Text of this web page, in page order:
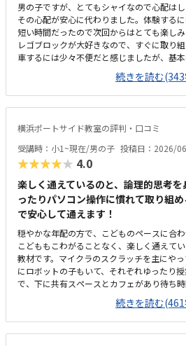
男の子ですが、とてもシャイなので心配は
その心配が安心に代わりました。体験する
短い時間だったので次回からはとても楽し
レゴブロックが大好きなので、すぐに取り
車するには少々不便だと感じましたが、基
問題ないと感じましたし、駅ちかでなくて
いた雰囲気でしたが、作業スペースが子供
思いました。せめて1か月3回 もしくは90
と、プログラミング教室は週1回の月4回で
ないかと思います。
続きを読む
横浜ポートサイド教室の評判・口コミ
受講時：小1~現在/男の子 投稿日：2026/
★★★★★ 4.0
楽しく通えているのと、論理的思考
ったりパソコン操作に慣れて取り組
で安心して通えます！
穏やかな年配の方で、こどものペースに合わ
こどももこわがることなく、楽しく通えて
教材です。マイクラのスクラッチを主にや
にロボットの子もいて、それぞれゆったり
で、下に共有スペースとカフェがあり待ち
ともできます。駐輪場もあるのですが、車
建物がレンタルオフィスの一角のような場
めかつ殺風景な印象です。パソコンの購入
続けないともったいないなと思いますが、
続きを読む